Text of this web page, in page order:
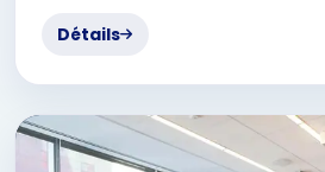
Détails